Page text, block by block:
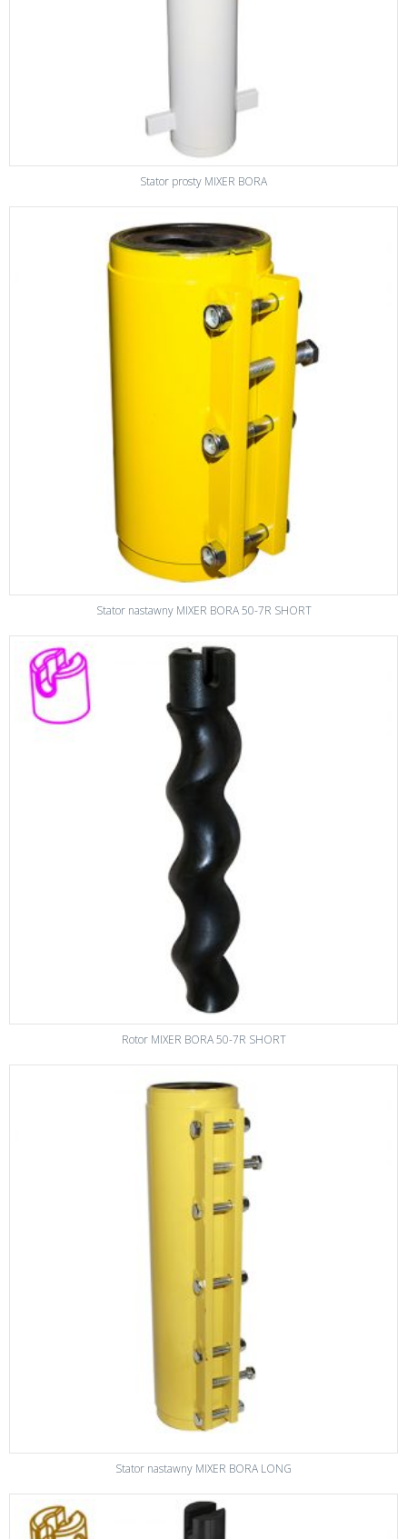
Stator prosty MIXER BORA
Stator nastawny MIXER BORA 50-7R SHORT
Rotor MIXER BORA 50-7R SHORT
Stator nastawny MIXER BORA LONG